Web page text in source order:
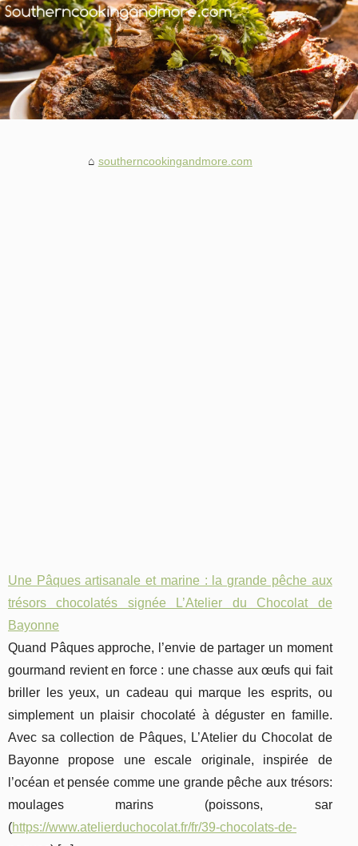
southerncookingandmore.com
Une Pâques artisanale et marine : la grande pêche aux
trésors chocolatés signée L’Atelier du Chocolat de
Bayonne
Quand Pâques approche, l’envie de partager un moment
gourmand revient en force : une chasse aux œufs qui fait
briller les yeux, un cadeau qui marque les esprits, ou
simplement un plaisir chocolaté à déguster en famille.
Avec sa collection de Pâques, L’Atelier du Chocolat de
Bayonne propose une escale originale, inspirée de
l’océan et pensée comme une grande pêche aux trésors:
moulages marins (poissons, sar
(https://www.atelierduchocolat.fr/fr/39-chocolats-de-